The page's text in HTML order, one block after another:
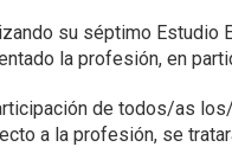
su séptimo
la profesión, en
de todos/as
a la profesión, se